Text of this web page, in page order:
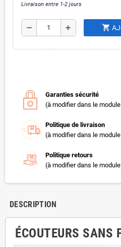
Livraison entre 1-2 jours
remove add shopping_cart
Garanties sécurité
(à modifier dans le
Politique de livraison
(à modifier dans le
Politique retours
(à modifier dans le
DESCRIPTION
ÉCOUTEURS